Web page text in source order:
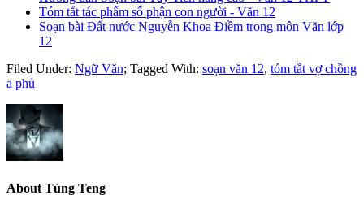
Tóm tắt tác phẩm số phận con người - Văn 12
Soạn bài Đất nước Nguyễn Khoa Điềm trong môn Văn lớp
12
Filed Under: Ngữ Văn; Tagged With: soạn văn 12, tóm tắt vợ chồng
a phủ
About Tùng Teng